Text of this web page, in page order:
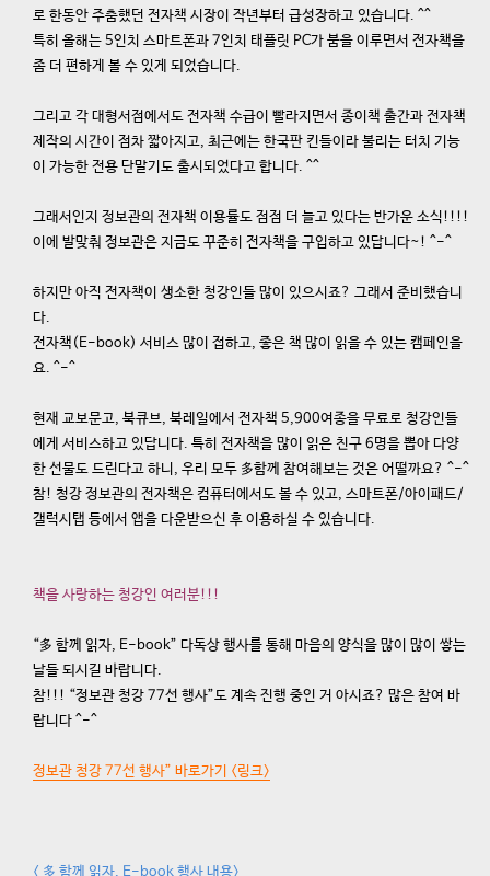
로 한동안 주춤했던 전자책 시장이 작년부터 급성장하고 있습니다. ^^
특히 올해는 5인치 스마트폰과 7인치 태플릿 PC가 붐을 이루면서 전자책을
좀 더 편하게 볼 수 있게 되었습니다.
그리고 각 대형서점에서도 전자책 수급이 빨라지면서 종이책 출간과 전자책
제작의 시간이 점차 짧아지고, 최근에는 한국판 킨들이라 불리는 터치 기능
이 가능한 전용 단말기도 출시되었다고 합니다. ^^
그래서인지 정보관의 전자책 이용률도 점점 더 늘고 있다는 반가운 소식!!!!
이에 발맞춰 정보관은 지금도 꾸준히 전자책을 구입하고 있답니다~! ^-^
하지만 아직 전자책이 생소한 청강인들 많이 있으시죠? 그래서 준비했습니
다.
전자책(E-book) 서비스 많이 접하고, 좋은 책 많이 읽을 수 있는 캠페인을
요. ^-^
현재 교보문고, 북큐브, 북레일에서 전자책 5,900여종을 무료로 청강인들
에게 서비스하고 있답니다. 특히 전자책을 많이 읽은 친구 6명을 뽑아 다양
한 선물도 드린다고 하니, 우리 모두 多함께 참여해보는 것은 어떨까요? ^-^
참! 청강 정보관의 전자책은 컴퓨터에서도 볼 수 있고, 스마트폰/아이패드/
갤럭시탭 등에서 앱을 다운받으신 후 이용하실 수 있습니다.
책을 사랑하는 청강인 여러분!!!
“多 함께 읽자, E-book” 다독상 행사를 통해 마음의 양식을 많이 많이 쌓는
날들 되시길 바랍니다.
참!!! “정보관 청강 77선 행사”도 계속 진행 중인 거 아시죠? 많은 참여 바
랍니다 ^-^
정보관 청강 77선 행사” 바로가기 <링크>
< 多 함께 읽자, E-book 행사 내용>